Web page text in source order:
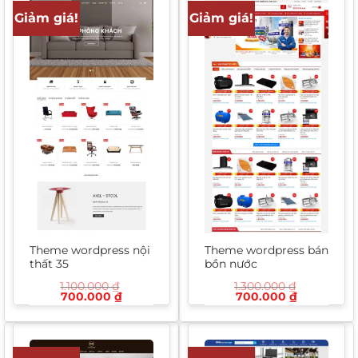
Giảm giá!
Theme wordpress nội
thất 35
1.100.000₫
Giá
1.100.000 ₫.
700.000 ₫Giá
là:
700.000 ₫.
Giảm giá!
Theme wordpress bán
bồn nước
1.300.000₫
Giá
1.300.000 ₫.
700.000 ₫Giá
là:
700.000